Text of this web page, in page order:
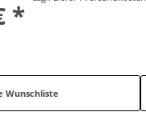
*
Wunschliste